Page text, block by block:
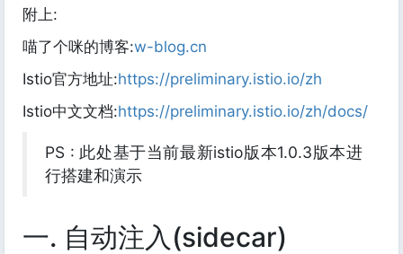
附上:
喵了个咪的博客:w-blog.cn
Istio官方地址:https://preliminary.istio.io/zh
Istio中文文档:https://preliminary.istio.io/zh/docs/
PS : 此处基于当前最新istio版本1.0.3版本进
行搭建和演示
一. 自动注入(sidecar)